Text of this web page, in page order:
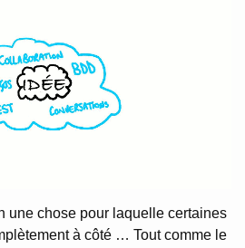
une chose pour laquelle certaines
à côté … Tout comme le